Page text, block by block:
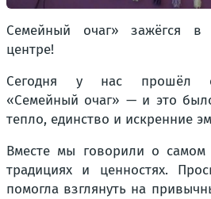
Семейный очаг» зажёгся
центре!
Сегодня у нас прошёл
«Семейный очаг» — и это
тепло, единство и искренние
Вместе мы говорили о
традициях и ценностях.
помогла взглянуть на